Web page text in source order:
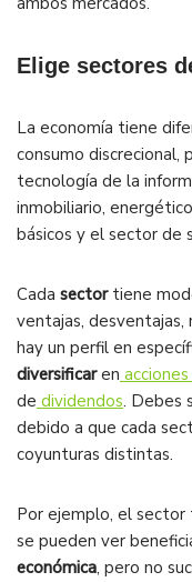
Elige sectores
La economía tiene
consumo discrecional,
tecnología de la
inmobiliario,
básicos y el sector de
Cada sectortiene
ventajas,
hay un perfil en
diversificaren
de dividendos. Debes
debido a que cada
coyunturas distintas.
Por ejemplo, el
se pueden ver
económica, pero no